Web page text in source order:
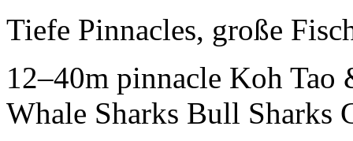
Tiefe Pinnacles, große
12–40m pinnacle Koh Tao
Whale Sharks Bull Sharks